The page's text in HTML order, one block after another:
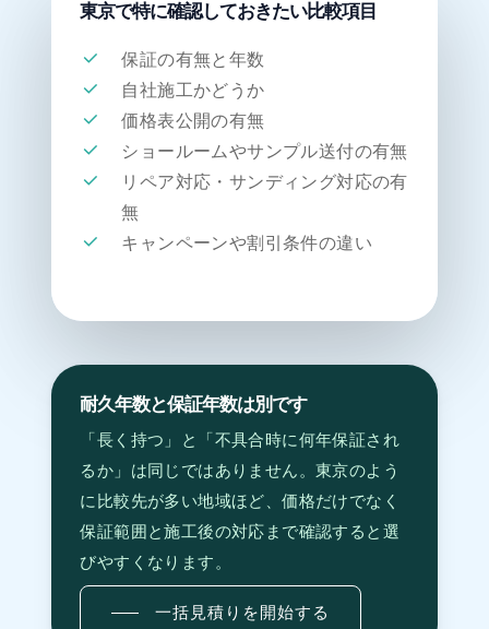
東京で特に確認しておきたい比較項目
保証の有無と年数
自社施工かどうか
価格表公開の有無
ショールームやサンプル送付の有無
リペア対応・サンディング対応の有
無
キャンペーンや割引条件の違い
耐久年数と保証年数は別です
「長く持つ」と「不具合時に何年保証され
るか」は同じではありません。東京のよう
に比較先が多い地域ほど、価格だけでなく
保証範囲と施工後の対応まで確認すると選
びやすくなります。
一括見積りを開始する